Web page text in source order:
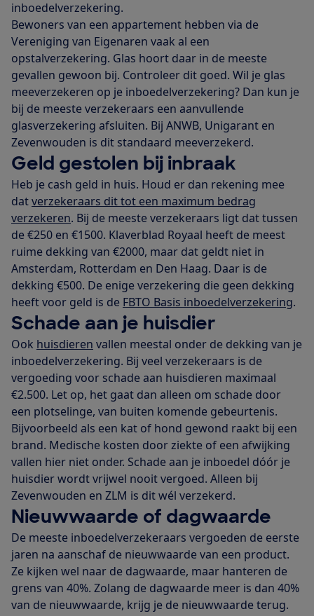
inboedelverzekering.
Bewoners van een appartement hebben via de
Vereniging van Eigenaren vaak al een
opstalverzekering. Glas hoort daar in de meeste
gevallen gewoon bij. Controleer dit goed. Wil je glas
meeverzekeren op je inboedelverzekering? Dan kun je
bij de meeste verzekeraars een aanvullende
glasverzekering afsluiten. Bij ANWB, Unigarant en
Zevenwouden is dit standaard meeverzekerd.
Geld gestolen bij inbraak
Heb je cash geld in huis. Houd er dan rekening mee
datverzekeraars dit tot een maximum bedrag
verzekeren. Bij de meeste verzekeraars ligt dat tussen
de €250 en €1500. Klaverblad Royaal heeft de meest
ruime dekking van €2000, maar dat geldt niet in
Amsterdam, Rotterdam en Den Haag. Daar is de
dekking €500. De enige verzekering die geen dekking
heeft voor geld is de FBTO Basis inboedelverzekering.
Schade aan je huisdier
Ook huisdieren vallen meestal onder de dekking van je
inboedelverzekering. Bij veel verzekeraars is de
vergoeding voor schade aan huisdieren maximaal
€2.500. Let op, het gaat dan alleen om schade door
een plotselinge, van buiten komende gebeurtenis.
Bijvoorbeeld als een kat of hond gewond raakt bij een
brand. Medische kosten door ziekte of een afwijking
vallen hier niet onder. Schade aan je inboedel dóór je
huisdier wordt vrijwel nooit vergoed. Alleen bij
Zevenwouden en ZLM is dit wél verzekerd.
Nieuwwaarde of dagwaarde
De meeste inboedelverzekeraars vergoeden de eerste
jaren na aanschaf de nieuwwaarde van een product.
Ze kijken wel naar de dagwaarde, maar hanteren de
grens van 40%. Zolang de dagwaarde meer is dan 40%
van de nieuwwaarde, krijg je de nieuwwaarde terug.